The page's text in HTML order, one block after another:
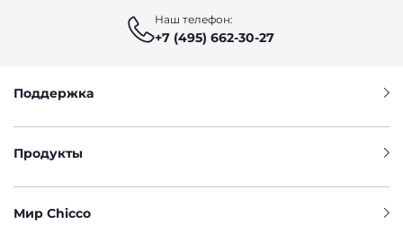
Наш телефон:
+7 (495) 662-30-27
Поддержка
Продукты
Мир Chicco